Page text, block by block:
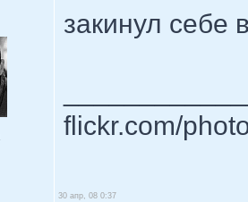
закинул себе
flickr.com/
30 апр, 08 0:37